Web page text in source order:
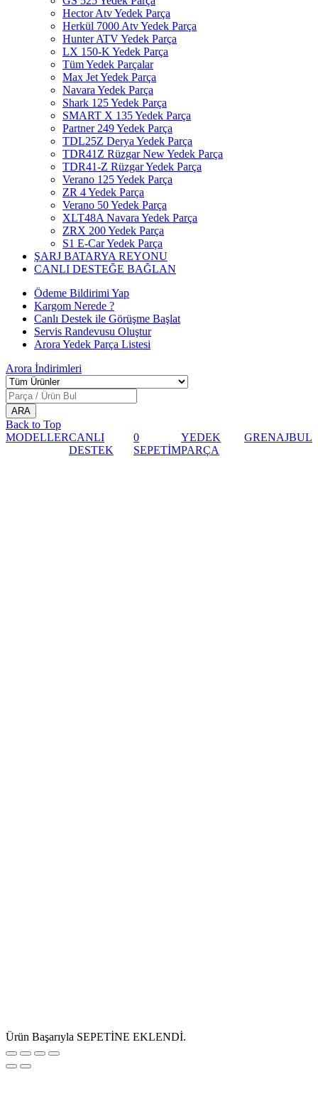
Hector Atv Yedek Parça
Herkül 7000 Atv Yedek Parça
Hunter ATV Yedek Parça
LX 150-K Yedek Parça
Tüm Yedek Parçalar
Max Jet Yedek Parça
Navara Yedek Parça
Shark 125 Yedek Parça
SMART X 135 Yedek Parça
Partner 249 Yedek Parça
TDL25Z Derya Yedek Parça
TDR41Z Rüzgar New Yedek Parça
TDR41-Z Rüzgar Yedek Parça
Verano 125 Yedek Parça
ZR 4 Yedek Parça
Verano 50 Yedek Parça
XLT48A Navara Yedek Parça
ZRX 200 Yedek Parça
S1 E-Car Yedek Parça
ŞARJ BATARYA REYONU
CANLI DESTEĞE BAĞLAN
Ödeme Bildirimi Yap
Kargom Nerede ?
Canlı Destek ile Görüşme Başlat
Servis Randevusu Oluştur
Arora Yedek Parça Listesi
Arora İndirimleri
Back to Top
MODELLERCANLI
DESTEK
0
SEPETİM
YEDEK
PARÇA
GRENAJBUL
Ürün Başarıyla SEPETİNE EKLENDİ.